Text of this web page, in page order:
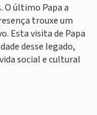
O último Papa a
trouxe um
Esta visita de Papa
desse legado,
social e cultural